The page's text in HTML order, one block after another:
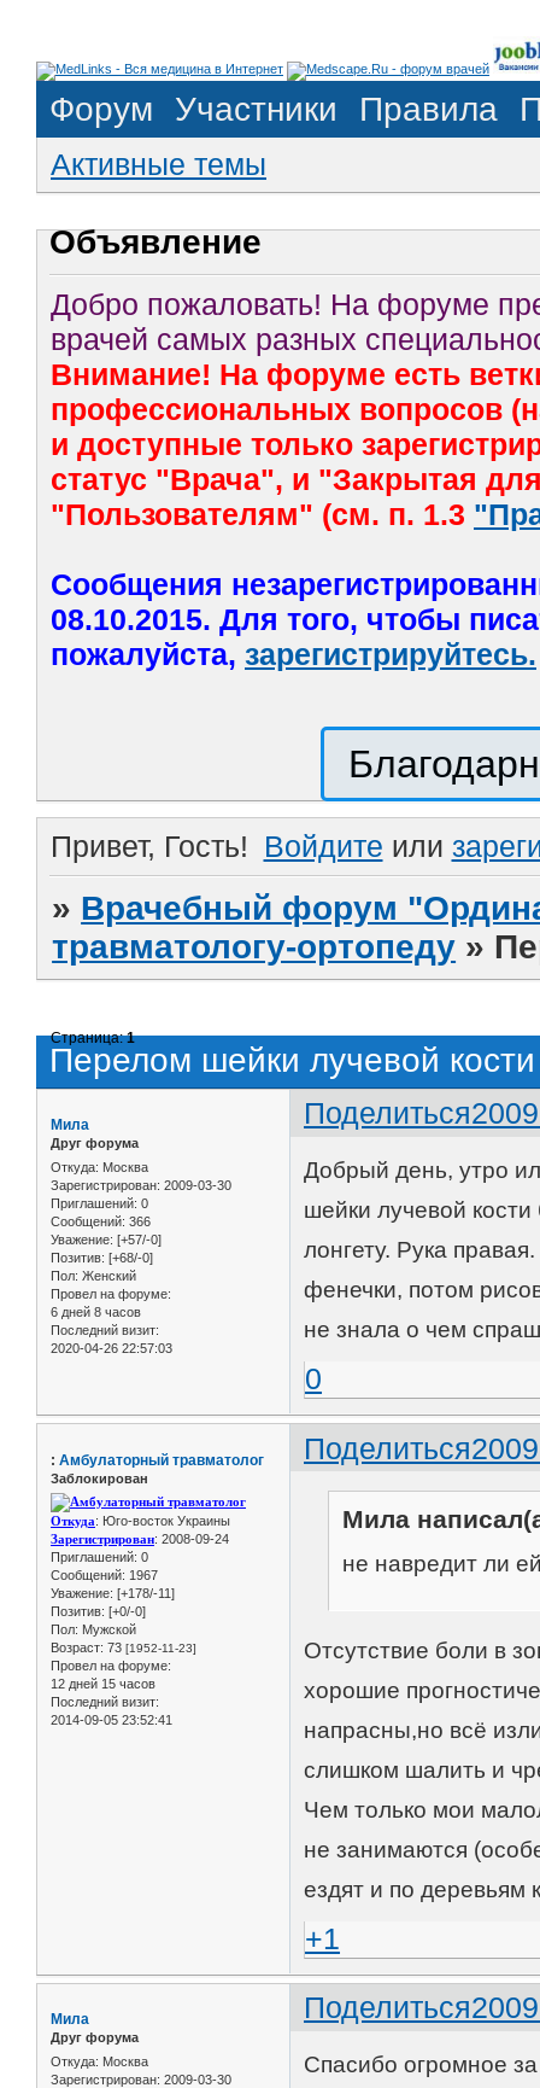
Форум Участники Правила
Активные темы
Объявление
Добро пожаловать! На форуме
врачей самых разных
Внимание! На форуме есть
профессиональных вопросов
и доступные только
статус "Врача", и "Закрытая
"Пользователям" (см. п. 1.3
Сообщения
08.10.2015. Для того, чтобы
пожалуйста, зарегистрируйтесь.
Привет, Гость! Войдите или
» Врачебный форум
травматологу-ортопеду »
Перелом шейки лучевой кости
Страница:1
Поделиться
Мила
Друг форума
Откуда: Москва
Зарегистрирован: 2009-03-30
Приглашений: 0
Сообщений: 366
Уважение: [+57/-0]
Позитив: [+68/-0]
Пол: Женский
Провел на форуме:
6 дней 8 часов
Последний визит:
2020-04-26 22:57:03
Добрый день, утро
шейки лучевой
лонгету. Рука
фенечки, потом
не знала о чем
0
Поделиться
: Амбулаторный травматолог
Заблокирован
Откуда: Юго-восток Украины
Зарегистрирован: 2008-09-24
Приглашений: 0
Сообщений: 1967
Уважение: [+178/-11]
Позитив: [+0/-0]
Пол: Мужской
Возраст: 73 [1952-11-23]
Провел на форуме:
12 дней 15 часов
Последний визит:
2014-09-05 23:52:41
Мила
не навредит ли
Отсутствие боли в
хорошие
напрасны,но всё
слишком шалить и
Чем только мои
не занимаются
ездят и по деревьям
+1
Поделиться
Мила
Друг форума
Откуда: Москва
Зарегистрирован: 2009-03-30
Спасибо огромное